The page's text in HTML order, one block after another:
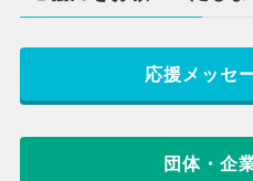
応援メッセ
団体・企